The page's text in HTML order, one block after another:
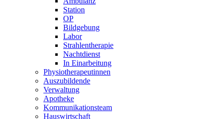
Station
OP
Bildgebung
Labor
Strahlentherapie
Nachtdienst
In Einarbeitung
Physiotherapeutinnen
Auszubildende
Verwaltung
Apotheke
Kommunikationsteam
Hauswirtschaft